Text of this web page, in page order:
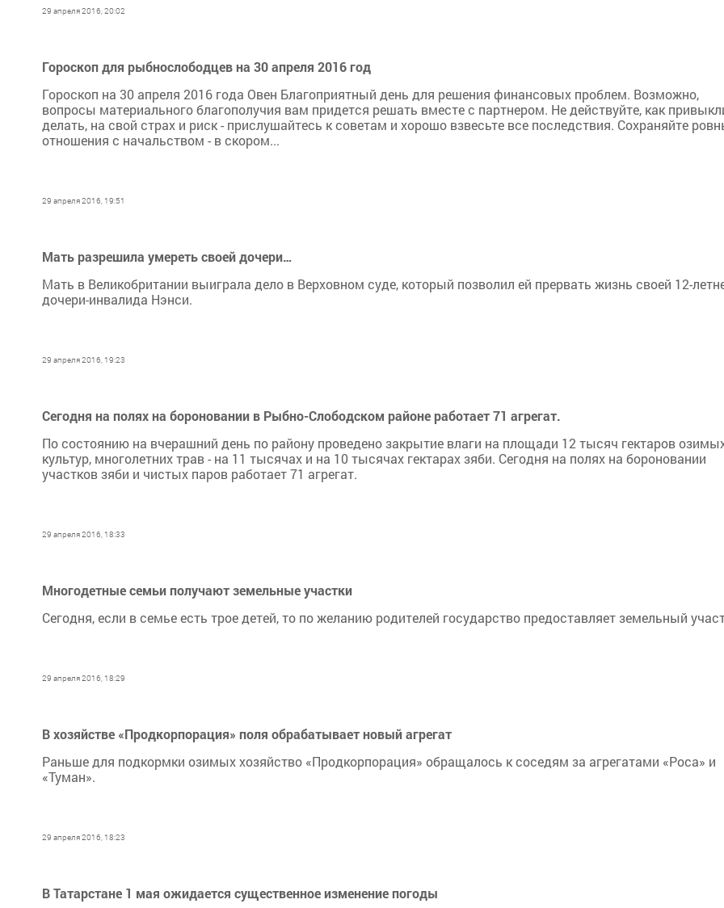
29 апреля 2016, 20:02
Гороскоп для рыбнослободцев на 30 апреля 2016 год
Гороскоп на 30 апреля 2016 года Овен Благоприятный день для решения финансовых проблем. Возможно,
вопросы материального благополучия вам придется решать вместе с партнером. Не действуйте, как
делать, на свой страх и риск - прислушайтесь к советам и хорошо взвесьте все последствия. Сохраняйте
отношения с начальством - в скором...
29 апреля 2016, 19:51
Мать разрешила умереть своей дочери…
Мать в Великобритании выиграла дело в Верховном суде, который позволил ей прервать жизнь своей 12-
дочери-инвалида Нэнси.
29 апреля 2016, 19:23
Сегодня на полях на бороновании в Рыбно-Слободском районе работает 71 агрегат.
По состоянию на вчерашний день по району проведено закрытие влаги на площади 12 тысяч гектаров
культур, многолетних трав - на 11 тысячах и на 10 тысячах гектарах зяби. Сегодня на полях на бороновании
участков зяби и чистых паров работает 71 агрегат.
29 апреля 2016, 18:33
Многодетные семьи получают земельные участки
Сегодня, если в семье есть трое детей, то по желанию родителей государство предоставляет земельный
29 апреля 2016, 18:29
В хозяйстве «Продкорпорация» поля обрабатывает новый агрегат
Раньше для подкормки озимых хозяйство «Продкорпорация» обращалось к соседям за агрегатами «Роса» и
«Туман».
29 апреля 2016, 18:23
В Татарстане 1 мая ожидается существенное изменение погоды